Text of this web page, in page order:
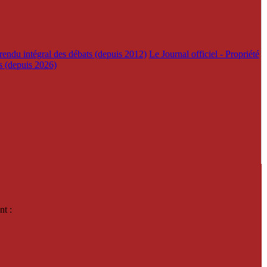
intégral des débats (depuis 2012) Le Journal officiel - Propriété
(depuis 2026)
: